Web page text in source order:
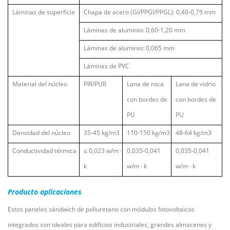
Láminas de superficie Chapa de acero (GI/PPGI/PPGL): 0,40-0,75 mm
Láminas de aluminio: 0,60-1,20 mm
Láminas de aluminio: 0,065 mm
Láminas de PVC
Material del núcleo PIR/PUR
Lana de roca
con bordes de
PU
Lana de vidrio
con bordes de
PU
Densidad del núcleo 35-45 kg/m3 110-150 kg/m3 48-64 kg/m3
Conductividad térmica ≤0,023 w/m ·
k
0,035-0,041
w/m · k
0,035-0,041
w/m · k
Producto aplicaciones
Estos paneles sándwich de poliuretano con módulos fotovoltaicos
integrados son ideales para edificios industriales, grandes almacenes y